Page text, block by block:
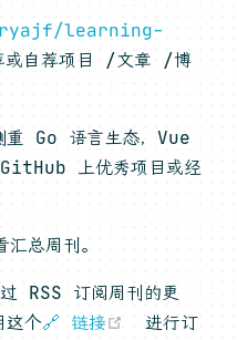
learning-
或自荐项目 /文章 /博
重 Go 语言生态，Vue
上优秀项目或经
new window)
汇总周刊。
RSS 订阅周刊的更
这个🔗 链接 (opens
进行订